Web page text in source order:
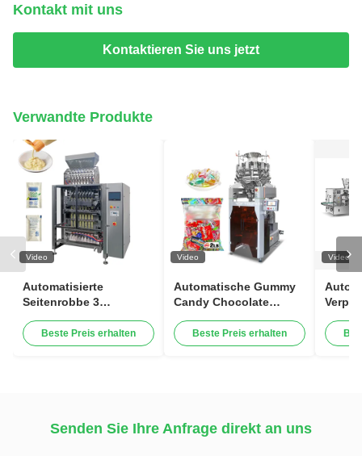
Kontakt mit uns
Kontaktieren Sie uns jetzt
Verwandte Produkte
Video
Automatisierte
Seitenrobbe 3
Shampoo-
Mayonnaisen-flüssige
Beste Preis erhalten
Video
Automatische Gummy
Candy Chocolate
Verpackungsmaschine
Hochgeschwindigkeit
Beste Preis erhalten
Video
Senden Sie Ihre Anfrage direkt an uns